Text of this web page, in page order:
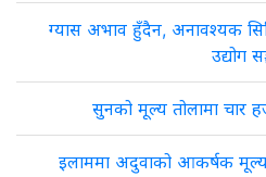
ग्यास अभाव हुँदैन, अनावश्यक
उद्योग
सुनको मूल्य तोलामा चार
इलाममा अदुवाको आकर्षक मूल्य,